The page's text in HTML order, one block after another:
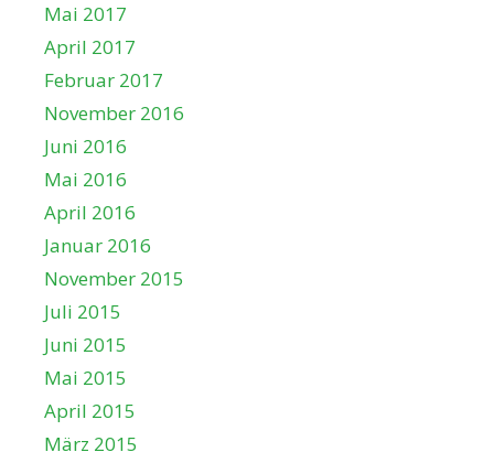
Mai 2017
April 2017
Februar 2017
November 2016
Juni 2016
Mai 2016
April 2016
Januar 2016
November 2015
Juli 2015
Juni 2015
Mai 2015
April 2015
März 2015